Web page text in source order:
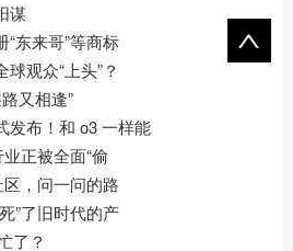
谋
东来哥”等商标
观众“上头”？
又相逢”
发布！和 o3 一样能
正被全面“偷
区，问一问的路
”了旧时代的产
了？